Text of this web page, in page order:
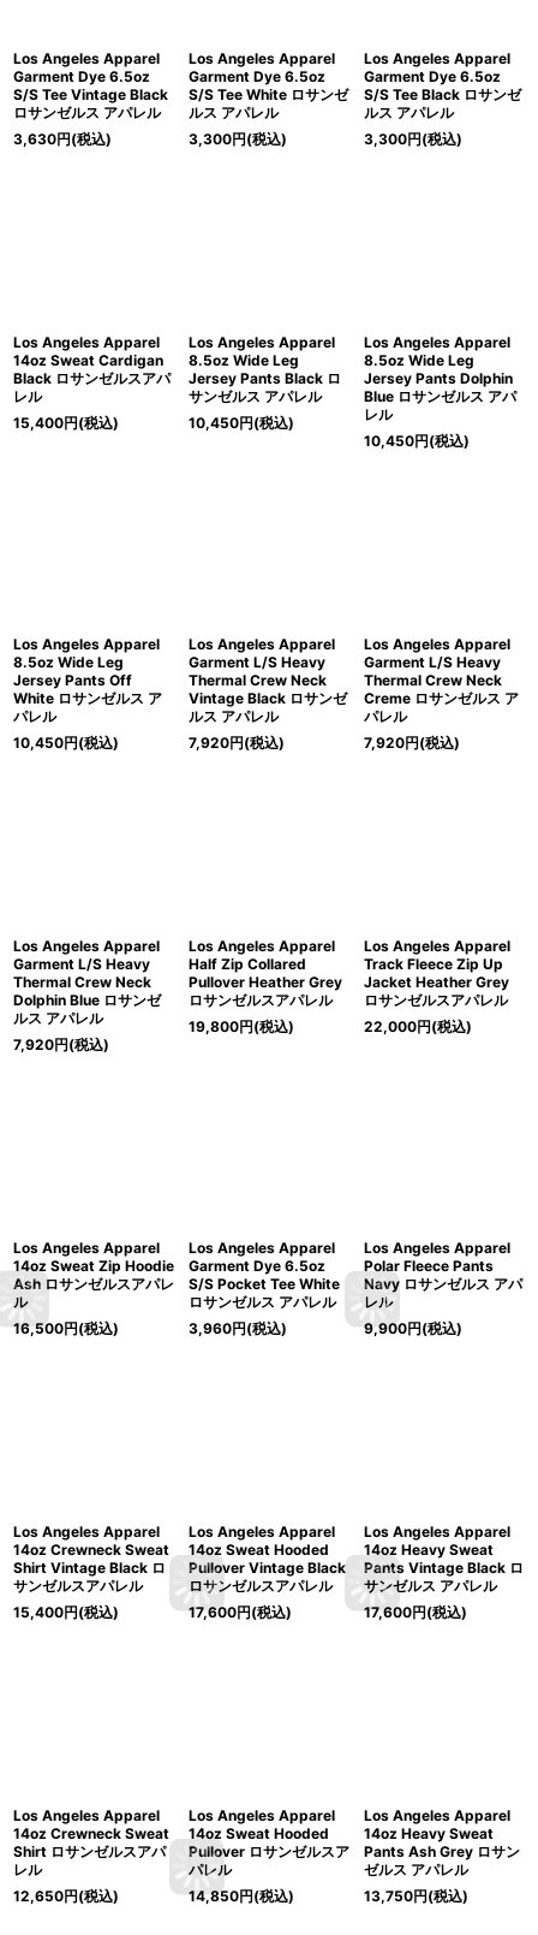
Los Angeles Apparel
Garment Dye 6.5oz
S/S Tee Vintage Black
ロサンゼルス アパレル
3,630円(税込)
Los Angeles Apparel
Garment Dye 6.5oz
S/S Tee White ロサンゼ
ルス アパレル
3,300円(税込)
Los Angeles Apparel
Garment Dye 6.5oz
S/S Tee Black ロサンゼ
ルス アパレル
3,300円(税込)
Los Angeles Apparel
14oz Sweat Cardigan
Black ロサンゼルスアパ
レル
15,400円(税込)
Los Angeles Apparel
8.5oz Wide Leg
Jersey Pants Black ロ
サンゼルス アパレル
10,450円(税込)
Los Angeles Apparel
8.5oz Wide Leg
Jersey Pants Dolphin
Blue ロサンゼルス アパ
レル
10,450円(税込)
Los Angeles Apparel
8.5oz Wide Leg
Jersey Pants Off
White ロサンゼルス ア
パレル
10,450円(税込)
Los Angeles Apparel
Garment L/S Heavy
Thermal Crew Neck
Vintage Black ロサンゼ
ルス アパレル
7,920円(税込)
Los Angeles Apparel
Garment L/S Heavy
Thermal Crew Neck
Creme ロサンゼルス ア
パレル
7,920円(税込)
Los Angeles Apparel
Garment L/S Heavy
Thermal Crew Neck
Dolphin Blue ロサンゼ
ルス アパレル
7,920円(税込)
Los Angeles Apparel
Half Zip Collared
Pullover Heather Grey
ロサンゼルスアパレル
19,800円(税込)
Los Angeles Apparel
Track Fleece Zip Up
Jacket Heather Grey
ロサンゼルスアパレル
22,000円(税込)
Los Angeles Apparel
14oz Sweat Zip Hoodie
Ash ロサンゼルスアパレ
ル
16,500円(税込)
Los Angeles Apparel
Garment Dye 6.5oz
S/S Pocket Tee White
ロサンゼルス アパレル
3,960円(税込)
Los Angeles Apparel
Polar Fleece Pants
Navy ロサンゼルス アパ
レル
9,900円(税込)
Los Angeles Apparel
14oz Crewneck Sweat
Shirt Vintage Black ロ
サンゼルスアパレル
15,400円(税込)
Los Angeles Apparel
14oz Sweat Hooded
Pullover Vintage Black
ロサンゼルスアパレル
17,600円(税込)
Los Angeles Apparel
14oz Heavy Sweat
Pants Vintage Black ロ
サンゼルス アパレル
17,600円(税込)
Los Angeles Apparel
14oz Crewneck Sweat
Shirt ロサンゼルスアパ
レル
12,650円(税込)
Los Angeles Apparel
14oz Sweat Hooded
Pullover ロサンゼルスア
パレル
14,850円(税込)
Los Angeles Apparel
14oz Heavy Sweat
Pants Ash Grey ロサン
ゼルス アパレル
13,750円(税込)